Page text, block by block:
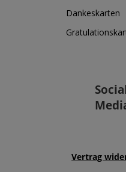
Dankeskarten
Vertrag